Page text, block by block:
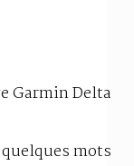
Garmin Delta
mots